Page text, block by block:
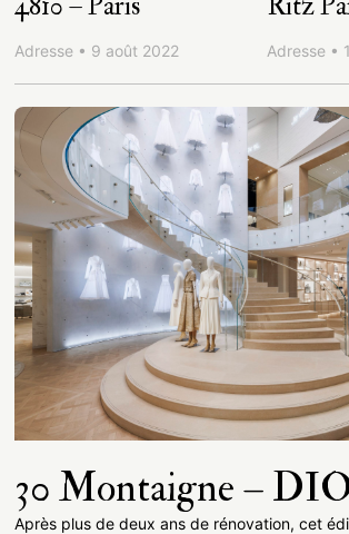
Adresse • 9 août 2022 Adresse •
30 Montaigne –
Après plus de deux ans de rénovation, cet